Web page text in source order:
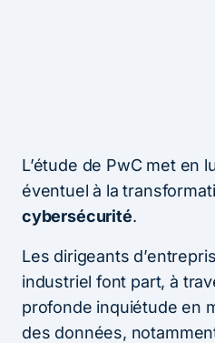
L’étude de PwC met en
éventuel à la
cybersécurité.
Les dirigeants
industriel font part, à
profonde inquiétude en
des données,